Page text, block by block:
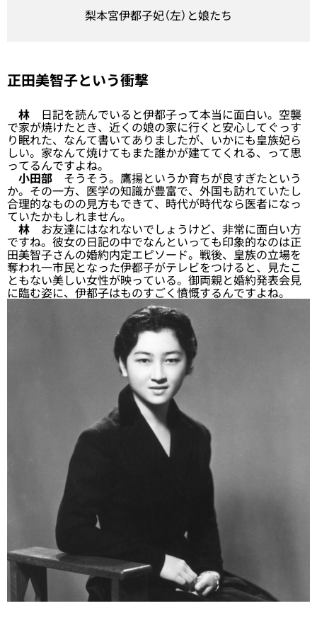
梨本宮伊都子妃（左）と娘たち
正田美智子という衝撃
林 日記を読んでいると伊都子って本当に面白い。空襲
で家が焼けたとき、近くの娘の家に行くと安心してぐっす
り眠れた、なんて書いてありましたが、いかにも皇族妃ら
しい。家なんて焼けてもまた誰かが建ててくれる、って思
ってるんですよね。
小田部 そうそう。鷹揚というか育ちが良すぎたという
か。その一方、医学の知識が豊富で、外国も訪れていたし
合理的なものの見方もできて、時代が時代なら医者になっ
ていたかもしれません。
林 お友達にはなれないでしょうけど、非常に面白い方
ですね。彼女の日記の中でなんといっても印象的なのは正
田美智子さんの婚約内定エピソード。戦後、皇族の立場を
奪われ一市民となった伊都子がテレビをつけると、見たこ
ともない美しい女性が映っている。御両親と婚約発表会見
に臨む姿に、伊都子はものすごく憤慨するんですよね。